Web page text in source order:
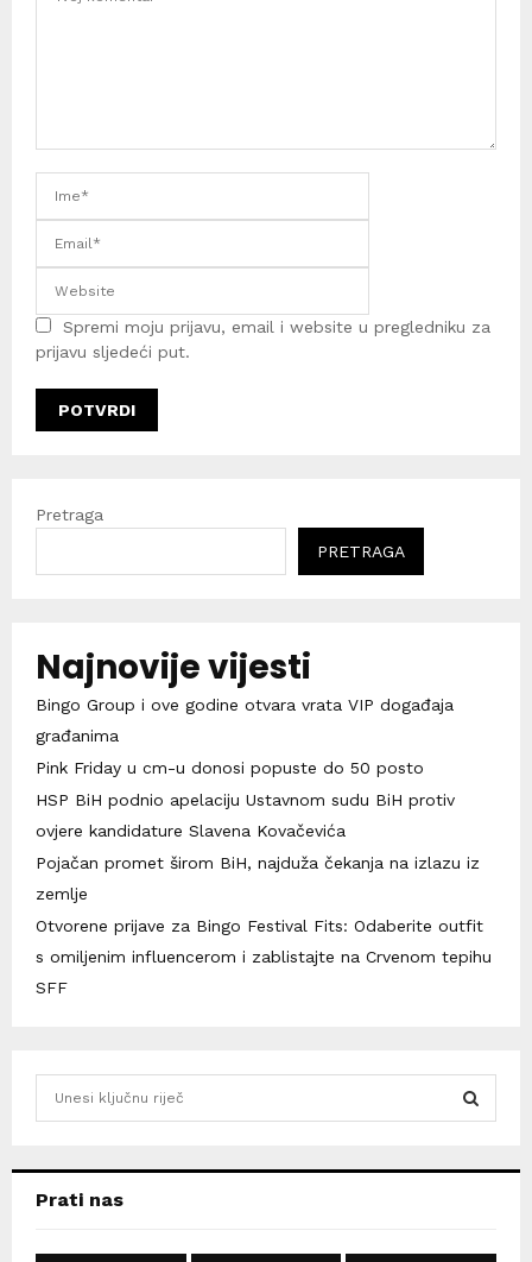
Spremi moju prijavu, email i website u pregledniku za
prijavu sljedeći put.
Pretraga
PRETRAGA
Najnovije vijesti
Bingo Group i ove godine otvara vrata VIP događaja
građanima
Pink Friday u cm-u donosi popuste do 50 posto
HSP BiH podnio apelaciju Ustavnom sudu BiH protiv
ovjere kandidature Slavena Kovačevića
Pojačan promet širom BiH, najduža čekanja na izlazu iz
zemlje
Otvorene prijave za Bingo Festival Fits: Odaberite outfit
s omiljenim influencerom i zablistajte na Crvenom tepihu
SFF
hPrati nas